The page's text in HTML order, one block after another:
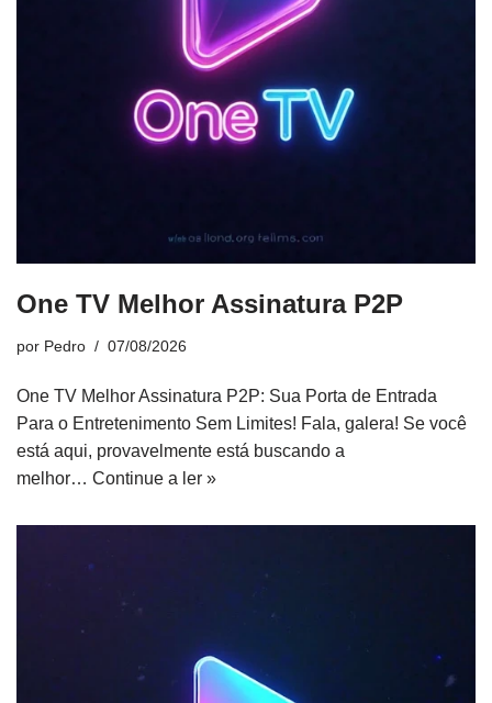
One TV Melhor Assinatura P2P
por Pedro 07/08/2026
One TV Melhor Assinatura P2P: Sua Porta de Entrada
Para o Entretenimento Sem Limites! Fala, galera! Se você
está aqui, provavelmente está buscando a
melhor… Continue a ler »